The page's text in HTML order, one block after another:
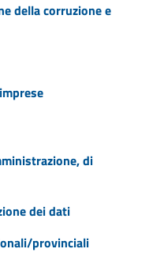
della corruzione e
di
dei dati
provinciali